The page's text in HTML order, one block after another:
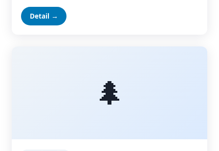
Detail →
🌲